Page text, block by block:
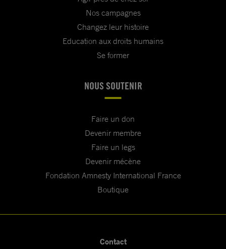
Nos campagnes
Changez leur histoire
Education aux droits humains
Se former
NOUS SOUTENIR
Faire un don
Devenir membre
Faire un legs
Devenir mécène
Fondation Amnesty International France
Boutique
Contact